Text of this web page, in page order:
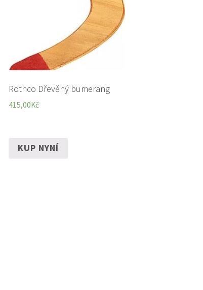
Rothco Dřevěný bumerang
415,00Kč
KUP NYNÍ